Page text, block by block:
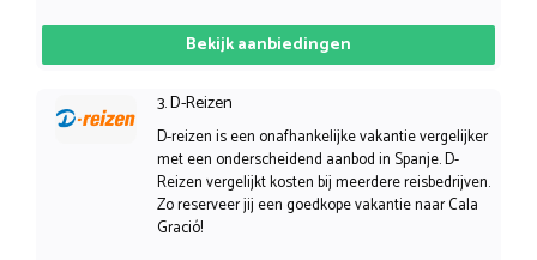
Bekijk aanbiedingen
3. D-Reizen
D-reizen is een onafhankelijke vakantie vergelijker
met een onderscheidend aanbod in Spanje. D-
Reizen vergelijkt kosten bij meerdere reisbedrijven.
Zo reserveer jij een goedkope vakantie naar Cala
Gració!